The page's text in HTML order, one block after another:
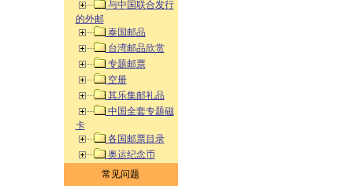
与中国联合发行
的外邮
泰国邮品
台湾邮品欣赏
专题邮票
空册
其乐集邮礼品
中国全套专题磁
卡
各国邮票目录
奥运纪念币
常见问题